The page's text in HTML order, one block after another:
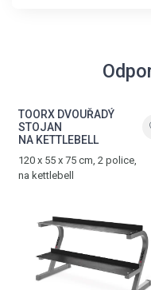
TOORX DVOUŘADÝ
STOJAN
NA KETTLEBELL
120 x 55 x 75 cm, 2 police,
na kettlebell